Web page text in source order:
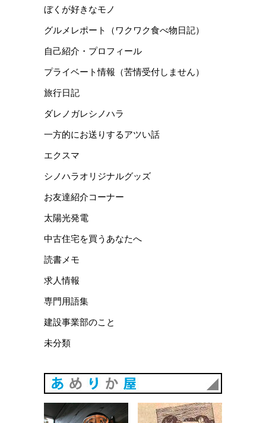
ぼくが好きなモノ
グルメレポート（ワクワク食べ物日記）
自己紹介・プロフィール
プライベート情報（苦情受付しません）
旅行日記
ダレノガレシノハラ
一方的にお送りするアツい話
エクスマ
シノハラオリジナルグッズ
お友達紹介コーナー
太陽光発電
中古住宅を買うあなたへ
読書メモ
求人情報
専門用語集
建設事業部のこと
未分類
あめりか屋WEBサイト